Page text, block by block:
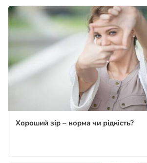
Хороший зір – норма чи рідкість?